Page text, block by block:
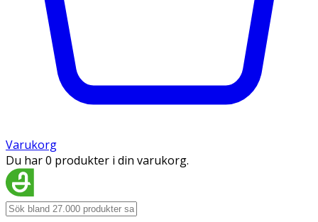
Varukorg
Du har 0 produkter i din varukorg.